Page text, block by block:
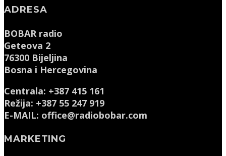
ADRESA
BOBAR radio
Geteova 2
76300 Bijeljina
Bosna i Hercegovina
Centrala: +387 415 161
Režija: +387 55 247 919
E-MAIL: office@radiobobar.com
MARKETING